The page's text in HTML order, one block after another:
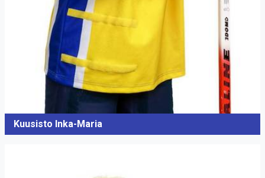
Kuusisto Inka-Maria